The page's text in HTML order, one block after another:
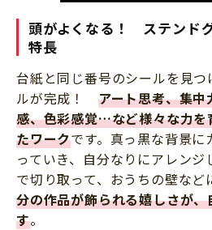
頭がよくなる！ ステンド
特長
台紙と同じ番号のシールを見
ルが完成！ アート思考、集
感、色彩感覚…など様々な力を
たワークです。真っ黒な背景
っていき、自分なりにアレンジ
で切り取って、おうちの壁な
分の作品が飾られる嬉しさが
す。